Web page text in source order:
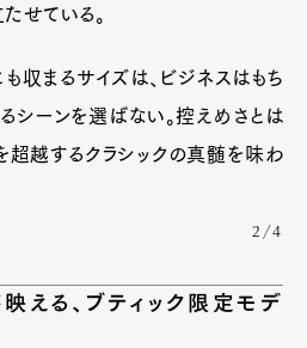
せている。
収まるサイズは、ビジネスはもち
シーンを選ばない。控えめさとは
越するクラシックの真髄を味わ
2/4
える、ブティック限定モデ